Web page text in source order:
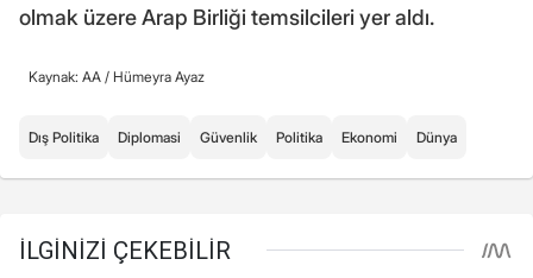
olmak üzere Arap Birliği temsilcileri yer aldı.
Kaynak: AA / Hümeyra Ayaz
Dış Politika Diplomasi Güvenlik Politika Ekonomi Dünya